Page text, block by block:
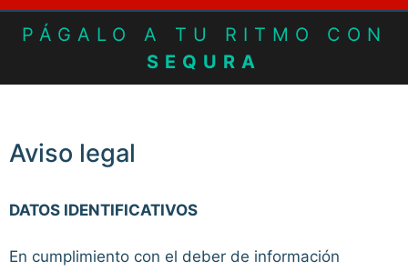
PÁGALO A TU RITMO CON
SEQURA
Aviso legal
DATOS IDENTIFICATIVOS
En cumplimiento con el deber de información